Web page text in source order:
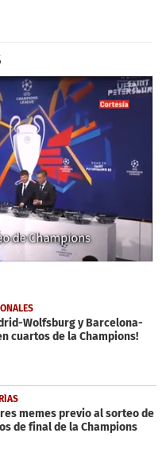
Wolfsburg y Barcelona-
cuartos de la Champions!
memes previo al sorteo de
de final de la Champions